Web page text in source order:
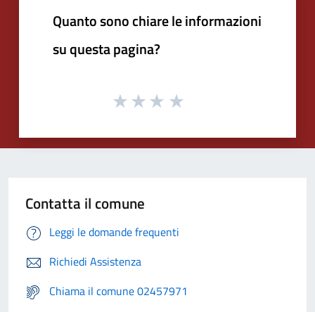
Quanto sono chiare le informazioni
su questa pagina?
Contatta il comune
Leggi le domande frequenti
Richiedi Assistenza
Chiama il comune 02457971